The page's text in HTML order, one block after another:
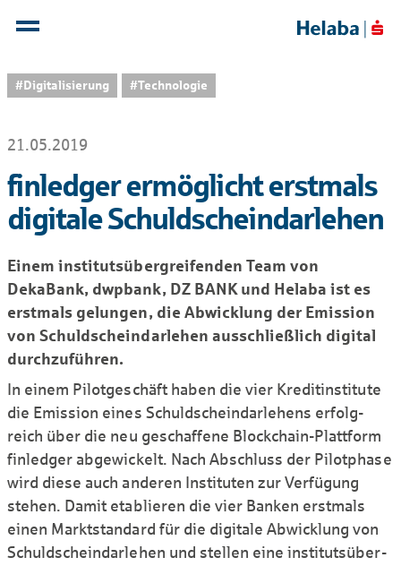
#Digitalisierung #Technologie
21.05.2019
finledger ermöglicht erstmals
digitale Schuldscheindarlehen
Einem institutsübergreifenden Team von
DekaBank, dwpbank, DZ BANK und Helaba ist es
erstmals gelungen, die Abwicklung der Emission
von Schuldscheindarlehen ausschließlich digital
durchzuführen.
In einem Pilot­geschäft haben die vier Kreditinstitute
die Emission eines Schuldschein­darlehens erfolg­
reich über die neu geschaffene Block­chain-Plattform
finledger abge­wickelt. Nach Abschluss der Pilotphase
wird diese auch anderen Instituten zur Verfügung
stehen. Damit etablieren die vier Banken erstmals
einen Markt­standard für die digitale Abwicklung von
Schuld­schein­darlehen und stellen eine insti­tuts­­über­